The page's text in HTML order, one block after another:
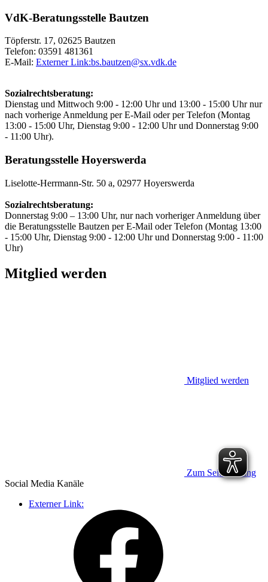
VdK-Beratungsstelle Bautzen
Töpferstr. 17, 02625 Bautzen
Telefon: 03591 481361
E-Mail: Externer Link:bs.bautzen@sx.vdk.de
Sozialrechtsberatung:
Dienstag und Mittwoch 9:00 - 12:00 Uhr und 13:00 - 15:00 Uhr nur
nach vorherige Anmeldung per E-Mail oder per Telefon (Montag
13:00 - 15:00 Uhr, Dienstag 9:00 - 12:00 Uhr und Donnerstag 9:00
- 11:00 Uhr).
Beratungsstelle Hoyerswerda
Liselotte-Herrmann-Str. 50 a, 02977 Hoyerswerda
Sozialrechtsberatung:
Donnerstag 9:00 – 13:00 Uhr, nur nach vorheriger Anmeldung über
die Beratungsstelle Bautzen per E-Mail oder Telefon (Montag 13:00
- 15:00 Uhr, Dienstag 9:00 - 12:00 Uhr und Donnerstag 9:00 - 11:00
Uhr)
Mitglied werden
Mitglied werden
Zum Seitenanfang
Social Media Kanäle
Externer Link: